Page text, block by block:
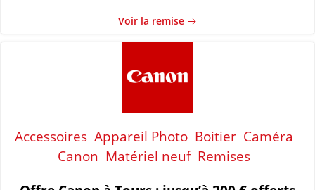
Voir la remise
Accessoires Appareil Photo Boitier Caméra
Canon Matériel neuf Remises